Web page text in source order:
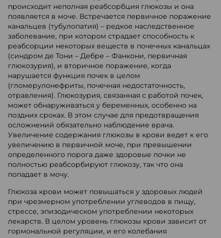
происходит неполная реабсорбция глюкозы и она
появляется в моче. Встречается первичное поражение
канальцев (тубулопатия) – редкое наследственное
заболевание, при котором страдает способность к
реабсорции некоторых веществ в почечных канальцах
(синдром де Тони – Дебре – Фанкони, первичная
глюкозурия), и вторичное поражение, когда
нарушается функция почек в целом
(гломерулонефриты, почечная недостаточность,
отравления). Глюкозурия, связанная с работой почек,
может обнаруживаться у беременных, особенно на
поздних сроках. В этом случае для предотвращения
осложнений обязательно наблюдение врача.
Увеличение содержания глюкозы в крови ведет к его
увеличению в первичной моче, при превышении
определенного порога даже здоровые почки не
полностью реабсорбируют глюкозу, так что она
попадает в мочу.
Глюкоза крови может повышаться у здоровых людей
при чрезмерном употреблении углеводов в пищу,
стрессе, эпизодическом употреблении некоторых
лекарств. В целом уровень глюкозы крови зависит от
гормональной регуляции, и его колебания